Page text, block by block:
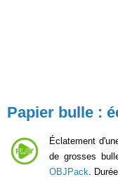
Papier bulle :
Éclatement
de grosses
OBJPack .